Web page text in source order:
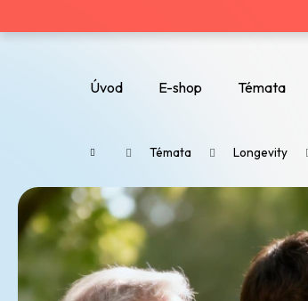
Úvod E-shop Témata
Domů Témata Longevity